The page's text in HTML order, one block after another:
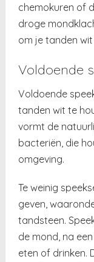
chemokuren of
droge
om je tanden
Voldoende
Voldoende
tanden wit te
vormt de
bacteriën, die
omgeving.
Te weinig
geven,
tandsteen.
de mond, na
eten of drinken.